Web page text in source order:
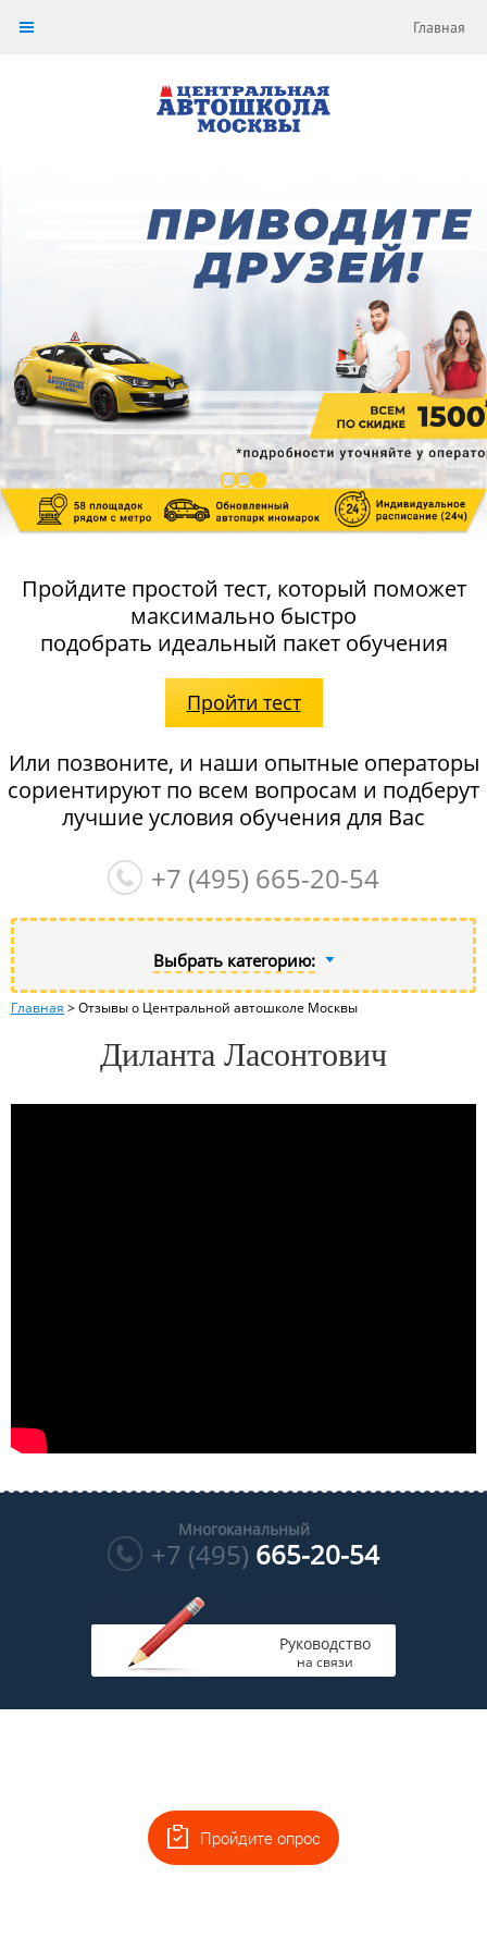
Главная
Пройдите простой тест, который поможет
максимально быстро
подобрать идеальный пакет обучения
Пройти тест
Или позвоните, и наши опытные операторы
сориентируют по всем вопросам и подберут
лучшие условия обучения для Вас
+7 (495) 665-20-54
Выбрать категорию:
Главная >Отзывы о Центральной автошколе Москвы
Диланта Ласонтович
Многоканальный
+7 (495) 665-20-54
Руководство
на связи
Пройдите опрос